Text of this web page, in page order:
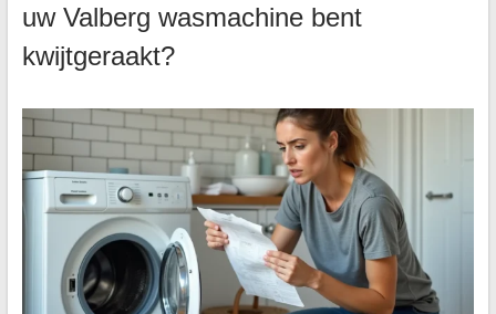
uw Valberg wasmachine bent
kwijtgeraakt?